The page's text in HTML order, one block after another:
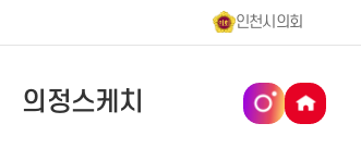
인천시의회
의정스케치